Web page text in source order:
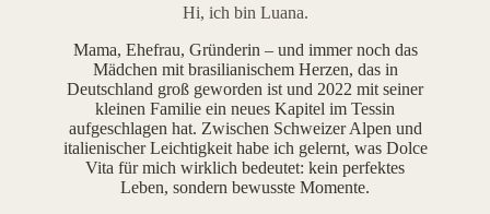
Hi, ich bin Luana.
Mama, Ehefrau, Gründerin – und immer noch das
Mädchen mit brasilianischem Herzen, das in
Deutschland groß geworden ist und 2022 mit seiner
kleinen Familie ein neues Kapitel im Tessin
aufgeschlagen hat. Zwischen Schweizer Alpen und
italienischer Leichtigkeit habe ich gelernt, was Dolce
Vita für mich wirklich bedeutet: kein perfektes
Leben, sondern bewusste Momente.